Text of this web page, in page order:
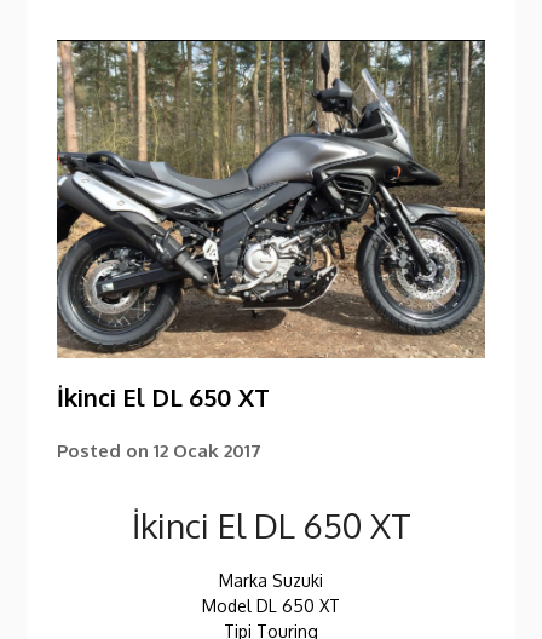
İkinci El DL 650 XT
Posted on12 Ocak 2017
İkinci El DL 650 XT
Marka Suzuki
Model DL 650 XT
Tipi Touring